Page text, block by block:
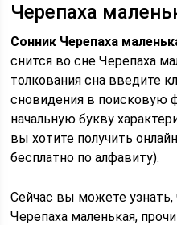
Черепаха
Сонник Черепаха
снится во сне Черепаха
толкования сна введите
сновидения в поисковую
начальную букву
вы хотите получить
бесплатно по алфавиту).
Сейчас вы можете узнать,
Черепаха маленькая,